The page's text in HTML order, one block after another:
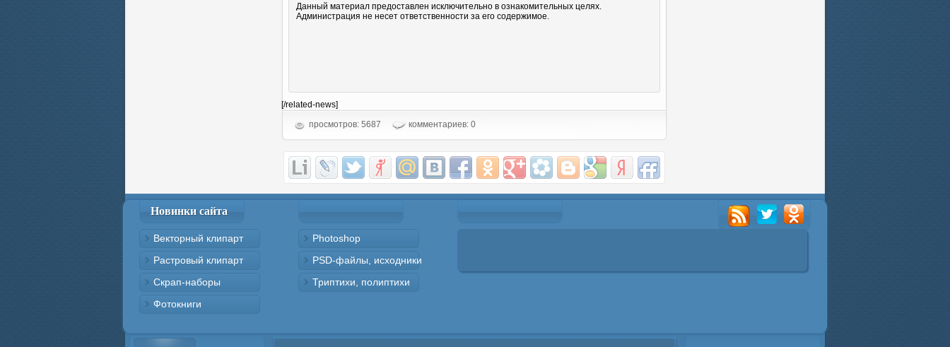
Данный материал предоставлен исключительно в ознакомительных целях.
Администрация не несет ответственности за его содержимое.
[/related-news]
просмотров: 5687
комментариев: 0
Новинки сайта
Векторный клипарт
Растровый клипарт
Скрап-наборы
Фотокниги
Photoshop
PSD-файлы, исходники
Триптихи, полиптихи